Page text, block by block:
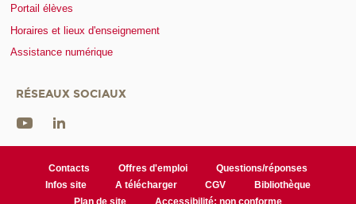
Portail élèves
Horaires et lieux d'enseignement
Assistance numérique
RÉSEAUX SOCIAUX
Contacts Offres d'emploi
Questions/réponses
Infos site
A télécharger CGV
Bibliothèque